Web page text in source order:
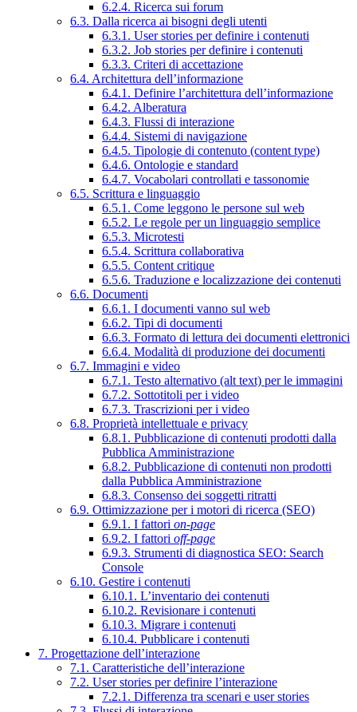
6.2.4. Ricerca sui forum
6.3. Dalla ricerca ai bisogni degli utenti
6.3.1. User stories per definire i contenuti
6.3.2. Job stories per definire i contenuti
6.3.3. Criteri di accettazione
6.4. Architettura dell’informazione
6.4.1. Definire l’architettura dell’informazione
6.4.2. Alberatura
6.4.3. Flussi di interazione
6.4.4. Sistemi di navigazione
6.4.5. Tipologie di contenuto (content type)
6.4.6. Ontologie e standard
6.4.7. Vocabolari controllati e tassonomie
6.5. Scrittura e linguaggio
6.5.1. Come leggono le persone sul web
6.5.2. Le regole per un linguaggio semplice
6.5.3. Microtesti
6.5.4. Scrittura collaborativa
6.5.5. Content critique
6.5.6. Traduzione e localizzazione dei contenuti
6.6. Documenti
6.6.1. I documenti vanno sul web
6.6.2. Tipi di documenti
6.6.3. Formato di lettura dei documenti elettronici
6.6.4. Modalità di produzione dei documenti
6.7. Immagini e video
6.7.1. Testo alternativo (alt text) per le immagini
6.7.2. Sottotitoli per i video
6.7.3. Trascrizioni per i video
6.8. Proprietà intellettuale e privacy
6.8.1. Pubblicazione di contenuti prodotti dalla
Pubblica Amministrazione
6.8.2. Pubblicazione di contenuti non prodotti
dalla Pubblica Amministrazione
6.8.3. Consenso dei soggetti ritratti
6.9. Ottimizzazione per i motori di ricerca (SEO)
6.9.1. I fattori on-page
6.9.2. I fattori off-page
6.9.3. Strumenti di diagnostica SEO: Search
Console
6.10. Gestire i contenuti
6.10.1. L’inventario dei contenuti
6.10.2. Revisionare i contenuti
6.10.3. Migrare i contenuti
6.10.4. Pubblicare i contenuti
7. Progettazione dell’interazione
7.1. Caratteristiche dell’interazione
7.2. User stories per definire l’interazione
7.2.1. Differenza tra scenari e user stories